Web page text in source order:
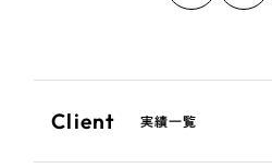
Client 実績一覧